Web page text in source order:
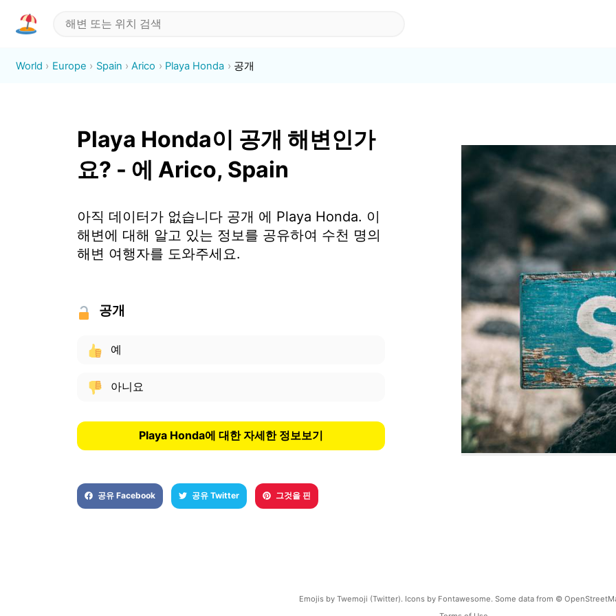
World Europe Spain Arico Playa Honda 공개
Playa Honda이 공개 해변인가
요? - 에 Arico, Spain
아직 데이터가 없습니다 공개 에 Playa Honda. 이
해변에 대해 알고 있는 정보를 공유하여 수천 명의
해변 여행자를 도와주세요.
공개
예
아니요
Playa Honda에 대한 자세한 정보보기
공유 Facebook 공유 Twitter 그것을 핀
Emojis by Twemoji (Twitter). Icons by Fontawesome. Some data from ©